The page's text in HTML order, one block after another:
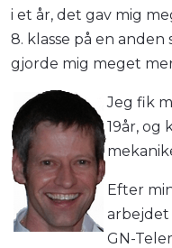
i et år, det gav mig
8. klasse på en
gjorde mig meget
Jeg fik
19år, og
Efter
arbejdet
GN-